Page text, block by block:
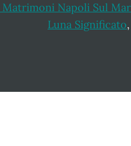
Napoli Sul
Luna Significato,